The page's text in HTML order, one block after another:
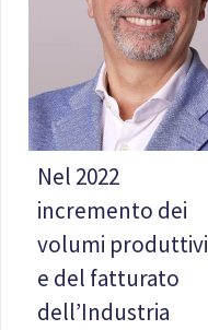
Nel 2022
incremento dei
volumi produttivi
e del fatturato
dell’Industria